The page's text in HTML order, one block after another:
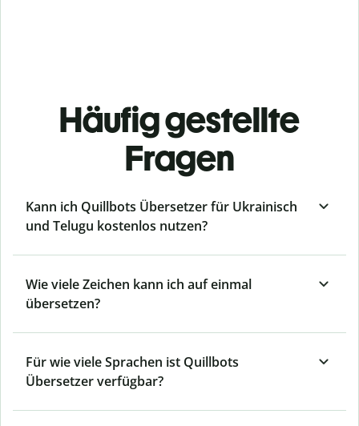
Häufig gestellte
Fragen
Kann ich Quillbots Übersetzer für Ukrainisch
und Telugu kostenlos nutzen?
Wie viele Zeichen kann ich auf einmal
übersetzen?
Für wie viele Sprachen ist Quillbots
Übersetzer verfügbar?